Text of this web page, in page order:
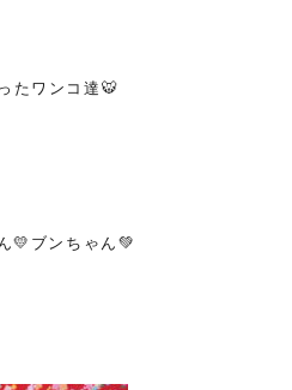
たワンコ達🐯
💛ブンちゃん💚